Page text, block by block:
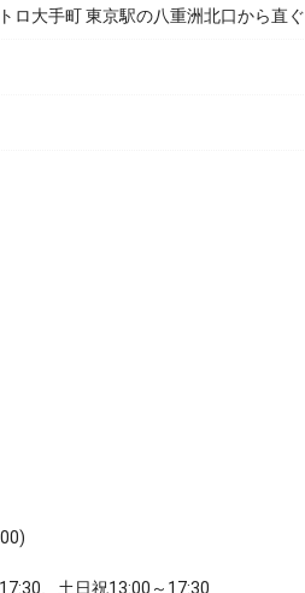
ロ大手町 東京駅の八重洲北口から直ぐ
、土日祝13:00～17:30